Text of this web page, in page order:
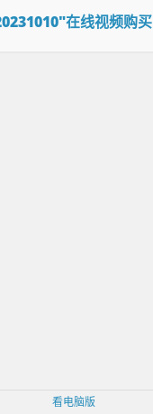
在线视频购买
看电脑版